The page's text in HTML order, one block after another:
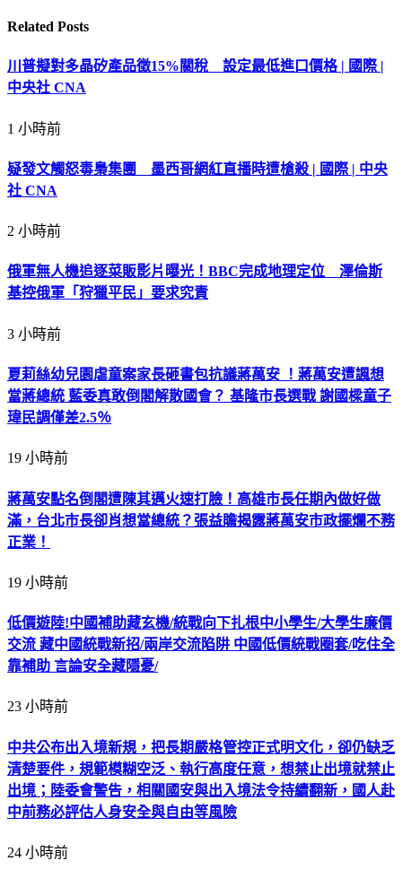
Related Posts
川普擬對多晶矽產品徵15%關稅 設定最低進口價格 | 國際 |
中央社 CNA
1 小時前
疑發文觸怒毒梟集團 墨西哥網紅直播時遭槍殺 | 國際 | 中央
社 CNA
2 小時前
俄軍無人機追逐菜販影片曝光！BBC完成地理定位 澤倫斯
基控俄軍「狩獵平民」要求究責
3 小時前
夏莉絲幼兒園虐童案家長砸書包抗議蔣萬安 ！蔣萬安遭諷想
當蔣總統 藍委真敢倒閣解散國會？ 基隆市長選戰 謝國樑童子
瑋民調僅差2.5％
19 小時前
蔣萬安點名倒閣遭陳其邁火速打臉！高雄市長任期內做好做
滿，台北市長卻肖想當總統？張益贍揭露蔣萬安市政擺爛不務
正業！
19 小時前
低價遊陸!中國補助藏玄機/統戰向下扎根中小學生/大學生廉價
交流 藏中國統戰新招/兩岸交流陷阱 中國低價統戰圈套/吃住全
靠補助 言論安全藏隱憂/
23 小時前
中共公布出入境新規，把長期嚴格管控正式明文化，卻仍缺乏
清楚要件，規範模糊空泛、執行高度任意，想禁止出境就禁止
出境；陸委會警告，相關國安與出入境法令持續翻新，國人赴
中前務必評估人身安全與自由等風險
24 小時前